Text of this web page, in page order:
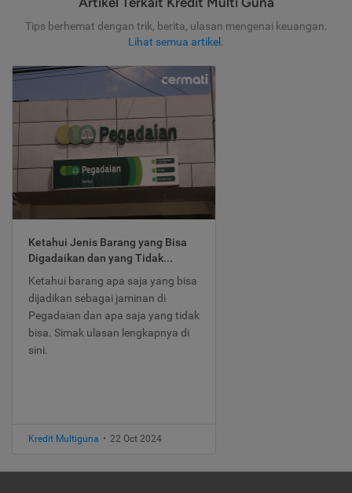
Tips berhemat dengan trik, berita, ulasan mengenai keuangan.
Lihat semua artikel .
Ketahui Jenis Barang yang Bisa
Digadaikan dan yang Tidak...
Ketahui barang apa saja yang bisa
dijadikan sebagai jaminan di
Pegadaian dan apa saja yang tidak
bisa. Simak ulasan lengkapnya di
sini.
Kredit Multiguna • 22 Oct 2024